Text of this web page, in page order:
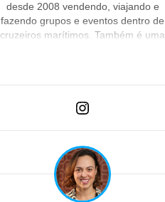
desde 2008 vendendo, viajando e
fazendo grupos e eventos dentro de
cruzeiros marítimos. Também é uma
exigente e experiente.